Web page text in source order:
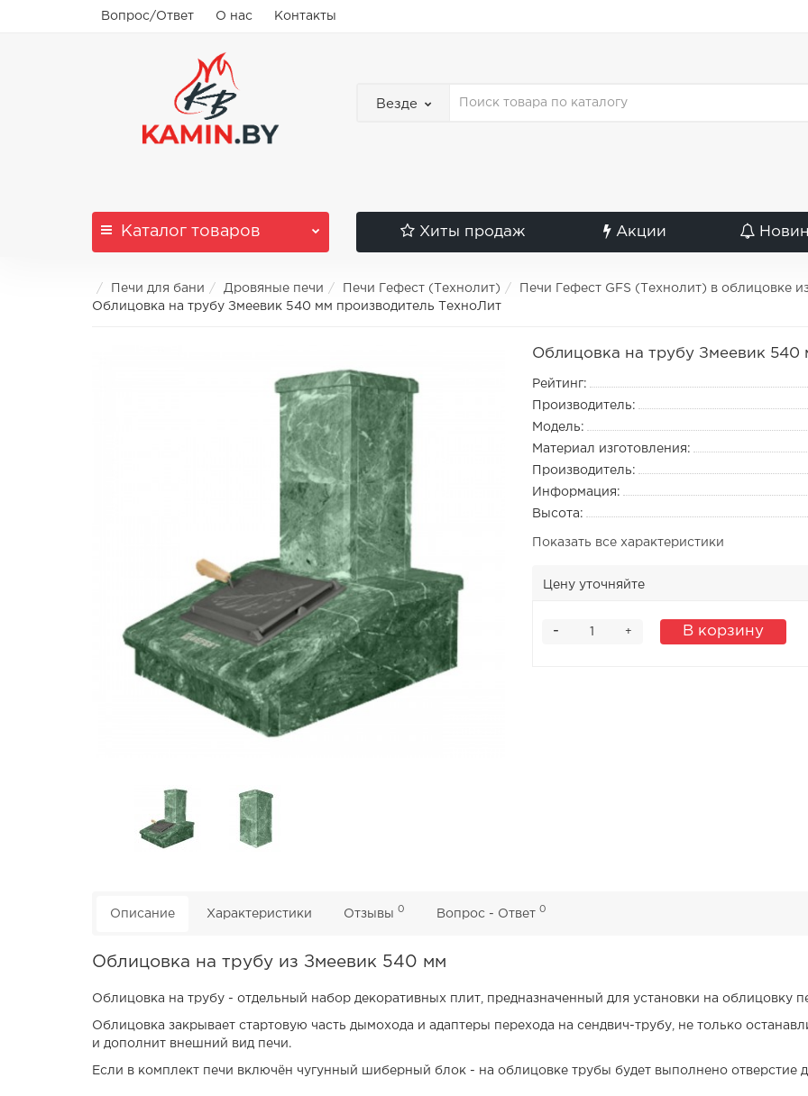
Вопрос/Ответ О нас Контакты
Везде
Каталог товаров Хиты продаж Акции
Печи для бани Дровяные печи Печи Гефест (Технолит) Печи Гефест GFS (Технолит) в облицовке
Облицовка на трубу Змеевик 540 мм производитель ТехноЛит
Облицовка на трубу Змеевик 540
Рейтинг:
Производитель:
Модель:
Материал изготовления:
Производитель:
Информация:
Высота:
Показать все характеристики
Цену уточняйте
+
- В корзину
Описание Характеристики Отзывы 0 Вопрос - Ответ 0
Облицовка на трубу из Змеевик 540 мм
Облицовка на трубу - отдельный набор декоративных плит, предназначенный для установки на облицовку
Облицовка закрывает стартовую часть дымохода и адаптеры перехода на сендвич-трубу, не только
и дополнит внешний вид печи.
Если в комплект печи включён чугунный шиберный блок - на облицовке трубы будет выполнено отверстие